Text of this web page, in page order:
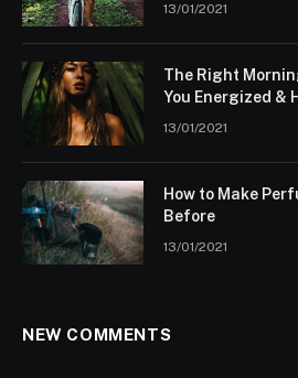
13/01/2021
The Right
You Energized &
13/01/2021
How to Make
Before
13/01/2021
NEW COMMENTS